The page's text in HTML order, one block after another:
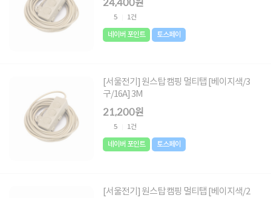
5 1건
네이버 포인트 토스페이
[서울전기] 원스탑 캠핑 멀티탭 [베이지색/3
구/16A] 3M
21,200원
5 1건
네이버 포인트 토스페이
[서울전기] 원스탑 캠핑 멀티탭 [베이지색/2